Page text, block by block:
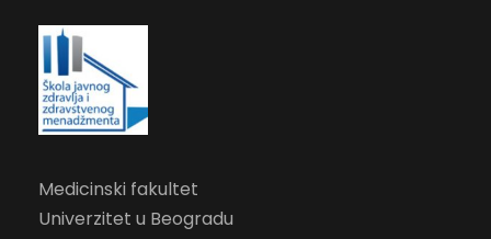
Medicinski fakultet
Univerzitet u Beogradu